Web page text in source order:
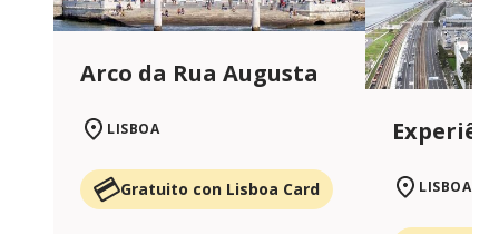
Arco da Rua Augusta
LISBOA
Gratuito con Lisboa Card LISBOA